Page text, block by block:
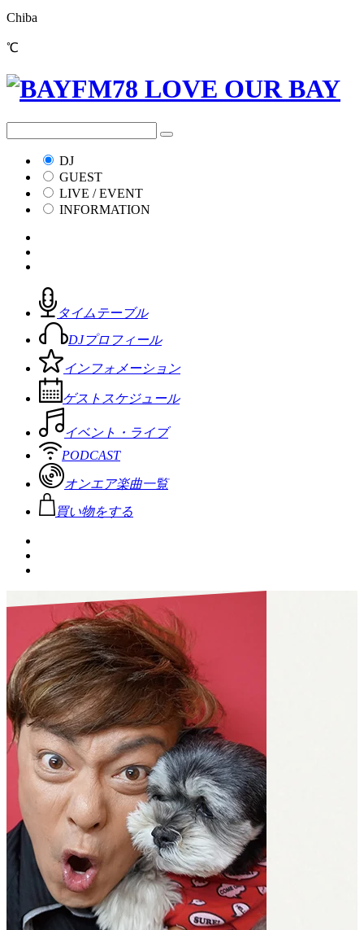
Chiba
℃
DJ
GUEST
LIVE / EVENT
INFORMATION
タイムテーブル
DJプロフィール
インフォメーション
ゲストスケジュール
イベント・ライブ
PODCAST
オンエア楽曲一覧
買い物をする